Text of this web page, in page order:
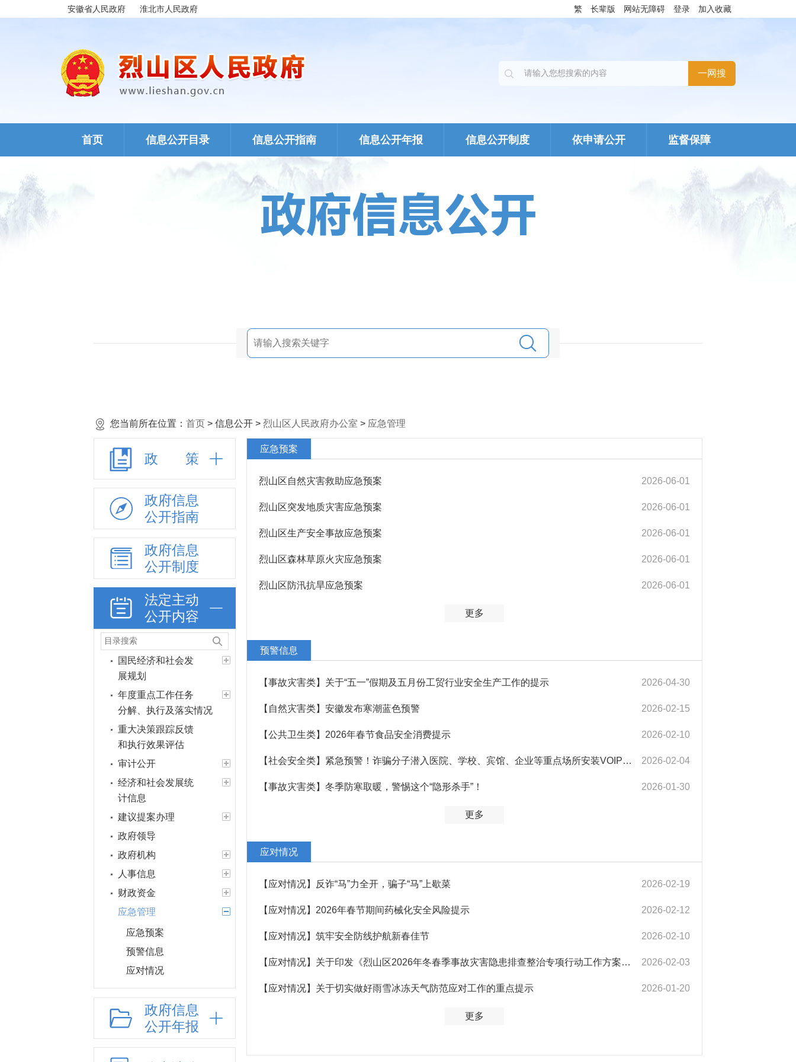
安徽省人民政府 淮北市人民政府 繁 长辈版 网站无障碍 登录 加入收藏
首页 信息公开目录 信息公开指南 信息公开年报 信息公开制度 依申请公开 监督保障
您当前所在位置： 首页 > 信息公开 > 烈山区人民政府办公室 > 应急管理
政 策
政府信息
公开指南
政府信息
公开制度
法定主动
公开内容
重大决策预公开
政府工作报告
政府会议
国民经济和社会发
展规划
年度重点工作任务
分解、执行及落实情况
重大决策跟踪反馈
和执行效果评估
审计公开
经济和社会发展统
计信息
建议提案办理
政府领导
政府机构
人事信息
财政资金
应急管理
应急预案
预警信息
应对情况
行政权力
政府集中采购
“放管服”改革
“双招双引”专项工作
政府信息
公开年报
应急预案
2026-06-01
烈山区自然灾害救助应急预案
2026-06-01
烈山区突发地质灾害应急预案
2026-06-01
烈山区生产安全事故应急预案
2026-06-01
烈山区森林草原火灾应急预案
2026-06-01
烈山区防汛抗旱应急预案
更多
预警信息
2026-04-30
【事故灾害类】关于“五一”假期及五月份工贸行业安全生产工作的提示
2026-02-15
【自然灾害类】安徽发布寒潮蓝色预警
2026-02-10
【公共卫生类】2026年春节食品安全消费提示
2026-02-04
【社会安全类】紧急预警！诈骗分子潜入医院、学校、宾馆、企业等重点场所安装VOIP设备实施电信诈骗
2026-01-30
【事故灾害类】冬季防寒取暖，警惕这个“隐形杀手”！
更多
应对情况
2026-02-19
【应对情况】反诈“马”力全开，骗子“马”上歇菜
2026-02-12
【应对情况】2026年春节期间药械化安全风险提示
2026-02-10
【应对情况】筑牢安全防线护航新春佳节
2026-02-03
【应对情况】关于印发《烈山区2026年冬春季事故灾害隐患排查整治专项行动工作方案》的通知
2026-01-20
【应对情况】关于切实做好雨雪冰冻天气防范应对工作的重点提示
更多